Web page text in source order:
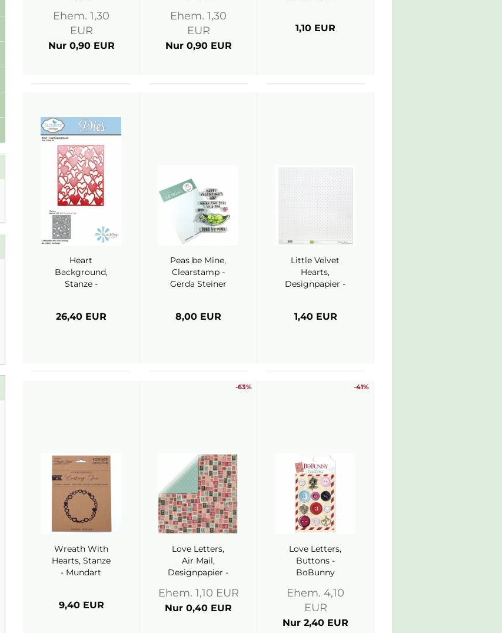
Pion Design
Ehem. 1,30
EUR
Nur 0,90 EUR
Pion Design
Ehem. 1,30
EUR
Nur 0,90 EUR
1,10 EUR
Heart
Background,
Stanze -
26,40 EUR
Peas be Mine,
Clearstamp -
Gerda Steiner
8,00 EUR
Little Velvet
Hearts,
Designpapier -
1,40 EUR
Wreath With
Hearts, Stanze
- Mundart
9,40 EUR
-63%
Love Letters,
Air Mail,
Designpapier -
Ehem. 1,10 EUR
Nur 0,40 EUR
-41%
Love Letters,
Buttons -
BoBunny
Ehem. 4,10
EUR
Nur 2,40 EUR